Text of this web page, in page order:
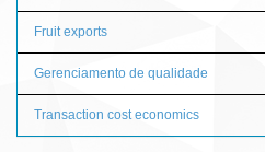
Fruit exports
Gerenciamento de qualidade
Transaction cost economics